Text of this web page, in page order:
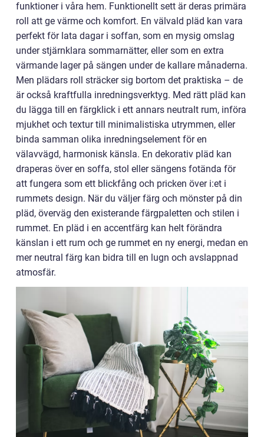
funktioner i våra hem. Funktionellt sett är deras primära
roll att ge värme och komfort. En välvald pläd kan vara
perfekt för lata dagar i soffan, som en mysig omslag
under stjärnklara sommarnätter, eller som en extra
värmande lager på sängen under de kallare månaderna.
Men plädars roll sträcker sig bortom det praktiska – de
är också kraftfulla inredningsverktyg. Med rätt pläd kan
du lägga till en färgklick i ett annars neutralt rum, införa
mjukhet och textur till minimalistiska utrymmen, eller
binda samman olika inredningselement för en
välavvägd, harmonisk känsla. En dekorativ pläd kan
draperas över en soffa, stol eller sängens fotända för
att fungera som ett blickfång och pricken över i:et i
rummets design. När du väljer färg och mönster på din
pläd, överväg den existerande färgpaletten och stilen i
rummet. En pläd i en accentfärg kan helt förändra
känslan i ett rum och ge rummet en ny energi, medan en
mer neutral färg kan bidra till en lugn och avslappnad
atmosfär.